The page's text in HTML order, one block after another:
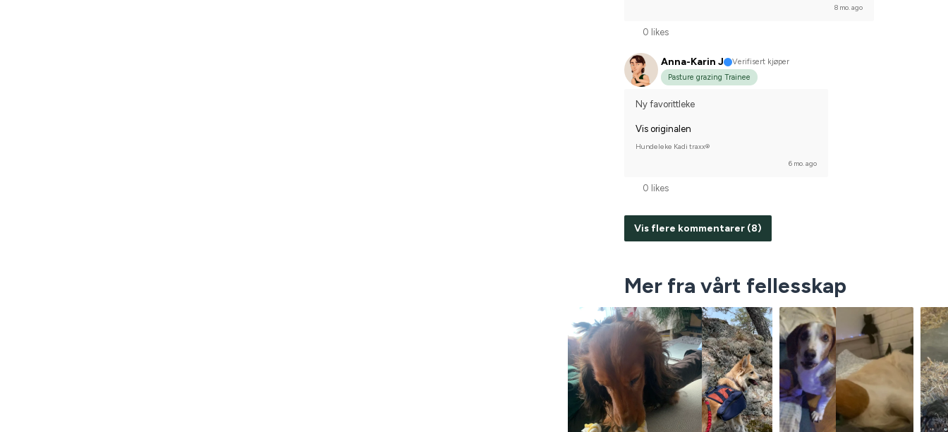
8 mo. ago
0 likes
Anna-Karin J
Verifisert kjøper
Pasture grazing Trainee
Ny favorittleke
Vis originalen
Hundeleke Kadi traxx®
6 mo. ago
0 likes
Vis flere kommentarer (8)
Mer fra vårt fellesskap